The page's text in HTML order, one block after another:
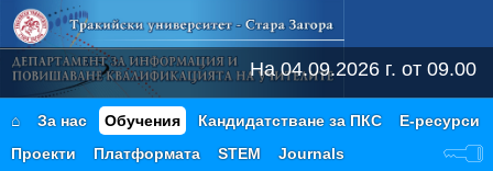
На 04.09.2026 г. от 09.00
⌂ За нас Обучения Кандидатстване за ПКС
Е-ресурси
Проекти
Платформата STEM Journals